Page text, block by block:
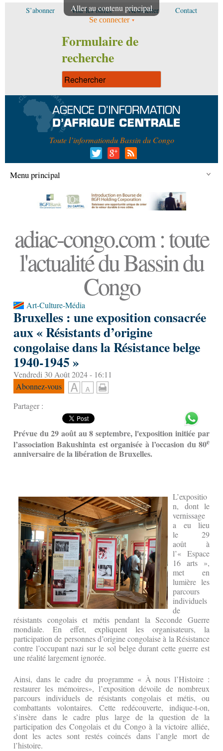
Aller au contenu principal
S’abonner Voir les offres Newsletter Contact
Se connecter
Formulaire de
recherche
Toute l’informationdu Bassin du Congo
Menu principal
adiac-congo.com : toute
l'actualité du Bassin du
Congo
Art-Culture-Média
Bruxelles : une exposition consacrée
aux « Résistants d’origine
congolaise dans la Résistance belge
1940-1945 »
Vendredi 30 Août 2024 - 16:11
Abonnez-vous
Partager :
Prévue du 29 août au 8 septembre, l'exposition initiée par
l’association Bakushinta est organisée à l’occasion du 80e
anniversaire de la libération de Bruxelles.
L’expositio
n, dont le
vernissage
a eu lieu
le 29
août à
l’« Espace
16 arts »,
met en
lumière les
parcours
individuels
de
résistants congolais et métis pendant la Seconde Guerre
mondiale. En effet, expliquent les organisateurs, la
participation de personnes d’origine congolaise à la Résistance
contre l’occupant nazi sur le sol belge durant cette guerre est
une réalité largement ignorée.
Ainsi, dans le cadre du programme « À nous l’Histoire :
restaurer les mémoires», l’exposition dévoile de nombreux
parcours individuels de résistants congolais et métis, ou
combattants volontaires. Cette redécouverte, indique-t-on,
s’insère dans le cadre plus large de la question de la
participation des Congolais et du Congo à la victoire alliée,
dont les actes sont restés coincés dans l’angle mort de
l’histoire.